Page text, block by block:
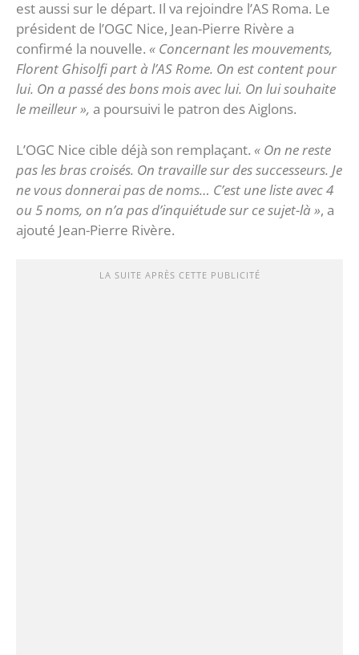
est aussi sur le départ. Il va rejoindre l’AS Roma. Le
président de l’OGC Nice, Jean-Pierre Rivère a
confirmé la nouvelle. « Concernant les mouvements,
Florent Ghisolfi part à l’AS Rome. On est content pour
lui. On a passé des bons mois avec lui. On lui souhaite
le meilleur », a poursuivi le patron des Aiglons.
L’OGC Nice cible déjà son remplaçant. « On ne reste
pas les bras croisés. On travaille sur des successeurs. Je
ne vous donnerai pas de noms… C’est une liste avec 4
ou 5 noms, on n’a pas d’inquiétude sur ce sujet-là », a
ajouté Jean-Pierre Rivère.
LA SUITE APRÈS CETTE PUBLICITÉ